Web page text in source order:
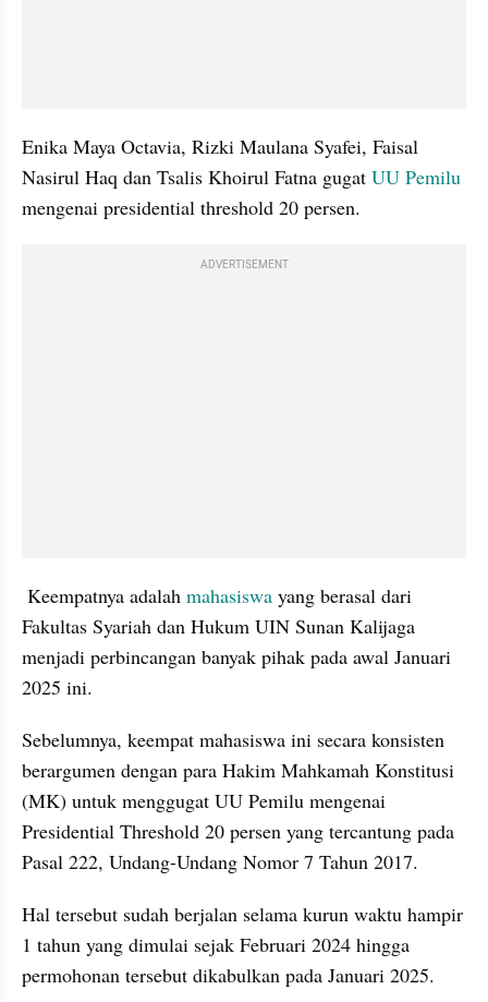
Enika Maya Octavia, Rizki Maulana Syafei, Faisal
Nasirul Haq dan Tsalis Khoirul Fatna gugat
mengenai presidential threshold 20 persen.
ADVERTISEMENT
Keempatnya adalah mahasiswa yang berasal dari
Fakultas Syariah dan Hukum UIN Sunan Kalijaga
menjadi perbincangan banyak pihak pada awal Januari
2025 ini.
Sebelumnya, keempat mahasiswa ini secara konsisten
berargumen dengan para Hakim Mahkamah Konstitusi
(MK) untuk menggugat UU Pemilu mengenai
Presidential Threshold 20 persen yang tercantung pada
Pasal 222, Undang-Undang Nomor 7 Tahun 2017.
Hal tersebut sudah berjalan selama kurun waktu hampir
1 tahun yang dimulai sejak Februari 2024 hingga
permohonan tersebut dikabulkan pada Januari 2025.